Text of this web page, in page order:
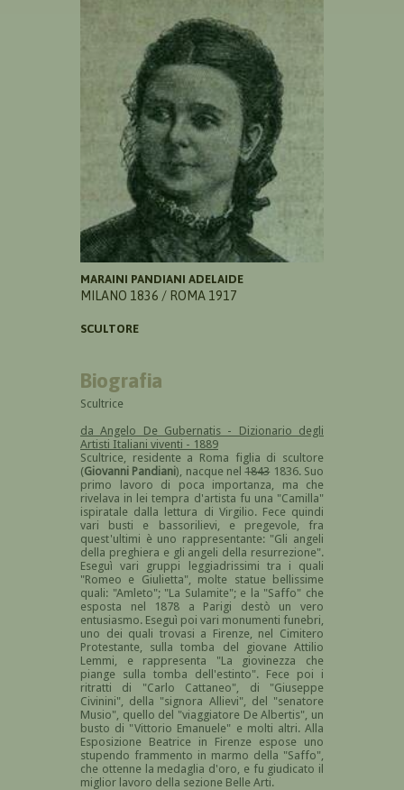
MARAINI PANDIANI ADELAIDE
MILANO 1836 / ROMA 1917
SCULTORE
Biografia
Scultrice
da Angelo De Gubernatis - Dizionario degli
Artisti Italiani viventi - 1889
Scultrice, residente a Roma figlia di scultore
(Giovanni Pandiani), nacque nel18431836. Suo
primo lavoro di poca importanza, ma che
rivelava in lei tempra d'artista fu una "Camilla"
ispiratale dalla lettura di Virgilio. Fece quindi
vari busti e bassorilievi, e pregevole, fra
quest'ultimi è uno rappresentante: "Gli angeli
della preghiera e gli angeli della resurrezione".
Eseguì vari gruppi leggiadrissimi tra i quali
"Romeo e Giulietta", molte statue bellissime
quali: "Amleto"; "La Sulamite"; e la "Saffo" che
esposta nel 1878 a Parigi destò un vero
entusiasmo. Eseguì poi vari monumenti funebri,
uno dei quali trovasi a Firenze, nel Cimitero
Protestante, sulla tomba del giovane Attilio
Lemmi, e rappresenta "La giovinezza che
piange sulla tomba dell'estinto". Fece poi i
ritratti di "Carlo Cattaneo", di "Giuseppe
Civinini", della "signora Allievi", del "senatore
Musio", quello del "viaggiatore De Albertis", un
busto di "Vittorio Emanuele" e molti altri. Alla
Esposizione Beatrice in Firenze espose uno
stupendo frammento in marmo della "Saffo",
che ottenne la medaglia d'oro, e fu giudicato il
miglior lavoro della sezione Belle Arti.